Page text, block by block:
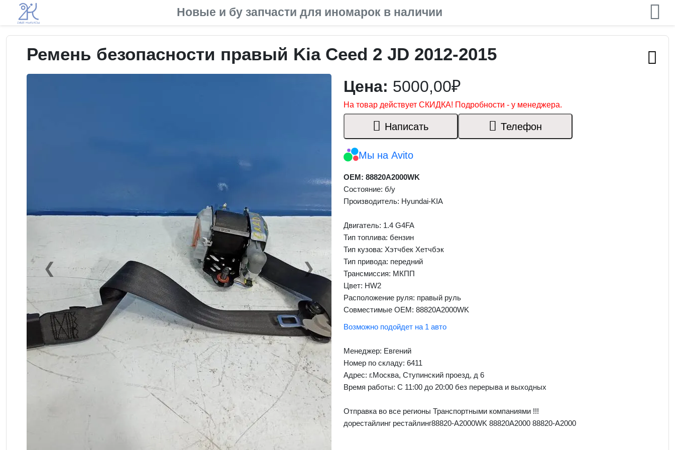
Новые и бу запчасти для иномарок в наличии
Ремень безопасности правый Kia Ceed 2 JD 2012-2015
❮Previous ❯Next
Цена: 5000,00₽
На товар действует СКИДКА! Подробности - у менеджера.
Написать Телефон
Мы на Avito
OEM: 88820A2000WK
Состояние: б/у
Производитель: Hyundai-KIA
Двигатель: 1.4 G4FA
Тип топлива: бензин
Тип кузова: Хэтчбек Хетчбэк
Тип привода: передний
Трансмиссия: МКПП
Цвет: HW2
Расположение руля: правый руль
Совместимые OEM: 88820A2000WK
Возможно подойдет на 1 авто
Менеджер: Евгений
Номер по складу: 6411
Адрес: г.Москва, Ступинский проезд, д 6
Время работы: С 11:00 до 20:00 без перерыва и выходных
Отправка во все регионы Транспортными компаниями !!!
дорестайлинг рестайлинг88820-A2000WK 88820A2000 88820-A2000